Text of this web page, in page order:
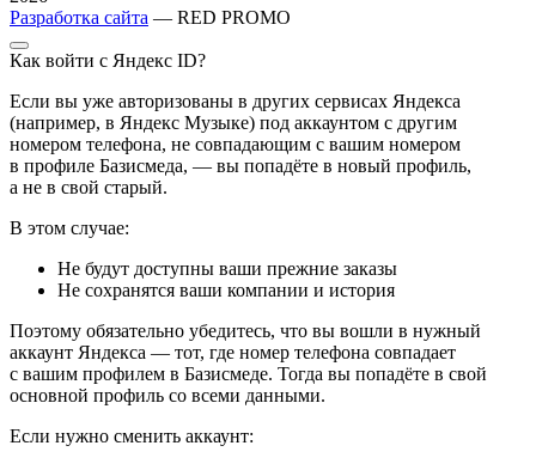
Разработка сайта — RED PROMO
Как войти с Яндекс ID?
Если вы уже авторизованы в других сервисах Яндекса
(например, в Яндекс Музыке) под аккаунтом с другим
номером телефона, не совпадающим с вашим номером
в профиле Базисмеда, — вы попадёте в новый профиль,
а не в свой старый.
В этом случае:
Не будут доступны ваши прежние заказы
Не сохранятся ваши компании и история
Поэтому обязательно убедитесь, что вы вошли в нужный
аккаунт Яндекса — тот, где номер телефона совпадает
с вашим профилем в Базисмеде. Тогда вы попадёте в свой
основной профиль со всеми данными.
Если нужно сменить аккаунт: